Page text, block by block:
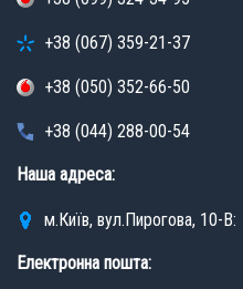
+38 (067) 359-21-37
+38 (050) 352-66-50
+38 (044) 288-00-54
Наша адреса:
м.Київ, вул.Пирогова, 10-В:
Електронна пошта: